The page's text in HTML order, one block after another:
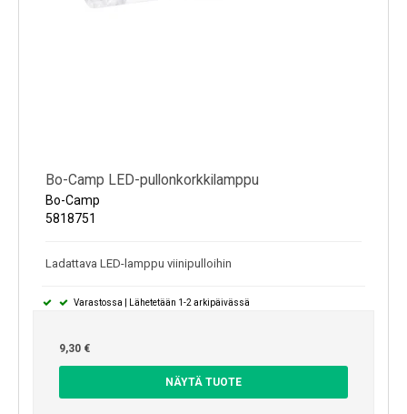
Bo-Camp LED-pullonkorkkilamppu
Bo-Camp
5818751
Ladattava LED-lamppu viinipulloihin
Varastossa | Lähetetään 1-2 arkipäivässä
9,30 €
NÄYTÄ TUOTE